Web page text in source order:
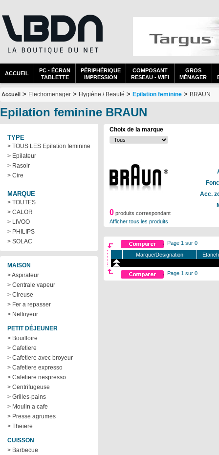
ACCUEIL
PC - ÉCRAN
TABLETTE
PÉRIPHÉRIQUE
IMPRESSION
COMPOSANT
RESEAU - WIFI
GROS
MÉNAGER
Accueil > Electromenager > Hygiène / Beauté > Epilation feminine > BRAUN
Epilation feminine BRAUN
TYPE
> TOUS LES Epilation feminine
> Epilateur
> Rasoir
> Cire
MARQUE
> TOUTES
> CALOR
> LIVOO
> PHILIPS
> SOLAC
MAISON
> Aspirateur
> Centrale vapeur
> Cireuse
> Fer a repasser
> Nettoyeur
PETIT DÉJEUNER
> Bouilloire
> Cafetiere
> Cafetiere avec broyeur
> Cafetiere expresso
> Cafetiere nespresso
> Centrifugeuse
> Grilles-pains
> Moulin a cafe
> Presse agrumes
> Theiere
CUISSON
> Barbecue
Choix de la marque
Acc.
0 produits correspondant
Afficher tous les produits
Page 1 sur 0
Marque/Designation
Page 1 sur 0